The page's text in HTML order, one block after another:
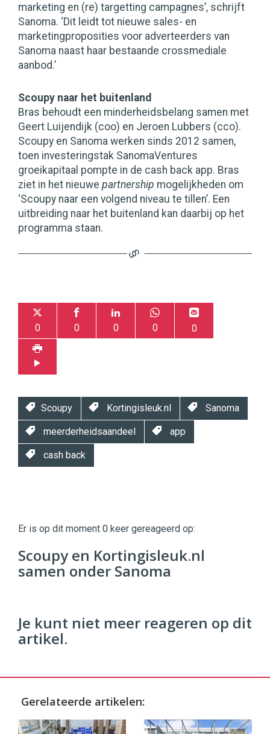
marketing en (re) targetting campagnes’, schrijft
Sanoma. ‘Dit leidt tot nieuwe sales- en
marketingproposities voor adverteerders van
Sanoma naast haar bestaande crossmediale
aanbod.’
Scoupy naar het buitenland
Bras behoudt een minderheidsbelang samen met
Geert Luijendijk (coo) en Jeroen Lubbers (cco).
Scoupy en Sanoma werken sinds 2012 samen,
toen investeringstak SanomaVentures
groeikapitaal pompte in de cash back app. Bras
ziet in het nieuwe partnership mogelijkheden om
‘Scoupy naar een volgend niveau te tillen’. Een
uitbreiding naar het buitenland kan daarbij op het
programma staan.
0 0 0 0 0
Scoupy Kortingisleuk.nl Sanoma
meerderheidsaandeel app
cash back
|
Digital
Commerce https://twinklemagazine.nl
9654
Er is op dit moment 0 keer gereageerd op:
Scoupy en Kortingisleuk.nl
samen onder Sanoma
Je kunt niet meer reageren op dit
artikel.
Gerelateerde artikelen: